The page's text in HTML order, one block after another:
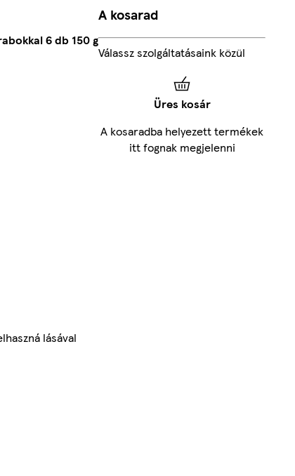
6 db 150 g
lásával
A kosarad
Válassz szolgáltatásaink közül
Üres kosár
A kosaradba helyezett termékek
itt fognak megjelenni